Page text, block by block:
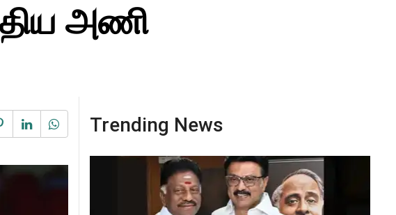
அணி
Trending News